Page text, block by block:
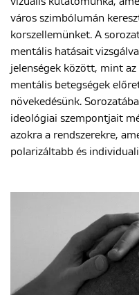
város szimbólumán
korszellemünket. A
mentális hatásait
jelenségek között, mint
mentális betegségek
növekedésünk.
ideológiai szempontjait
azokra a rendszerekre,
polarizáltabb és